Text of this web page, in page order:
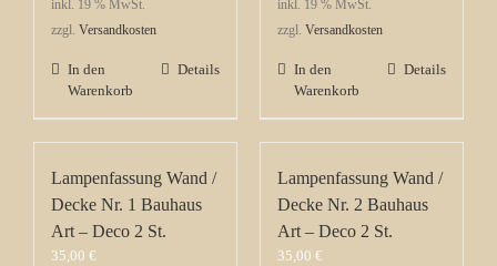
inkl. 19 % MwSt.
zzgl. Versandkosten
In den
Warenkorb
Details
inkl. 19 % MwSt.
zzgl. Versandkosten
In den
Warenkorb
Details
Lampenfassung Wand /
Decke Nr. 1 Bauhaus
Art – Deco 2 St.
35,00 €
Lampenfassung Wand /
Decke Nr. 2 Bauhaus
Art – Deco 2 St.
35,00 €